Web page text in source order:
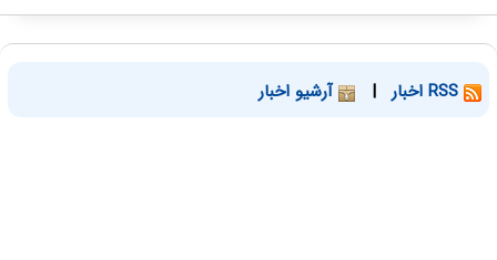
| آرشیو اخبار